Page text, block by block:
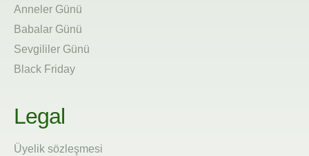
Anneler Günü
Babalar Günü
Sevgililer Günü
Black Friday
Legal
Üyelik sözleşmesi